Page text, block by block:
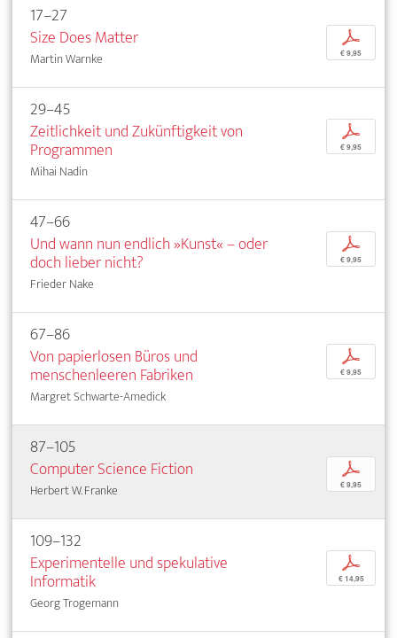
17–27
Size Does Matter
Martin Warnke
p
€ 9,95
29–45
Zeitlichkeit und Zukünftigkeit von
Programmen
Mihai Nadin
p
€ 9,95
47–66
Und wann nun endlich »Kunst« – oder
doch lieber nicht?
Frieder Nake
p
€ 9,95
67–86
Von papierlosen Büros und
menschenleeren Fabriken
Margret Schwarte-Amedick
p
€ 9,95
87–105
Computer Science Fiction
Herbert W. Franke
p
€ 9,95
109–132
Experimentelle und spekulative
Informatik
Georg Trogemann
p
€ 14,95